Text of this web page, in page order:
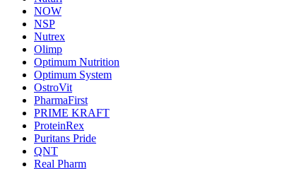
NOW
NSP
Nutrex
Olimp
Optimum Nutrition
Optimum System
OstroVit
PharmaFirst
PRIME KRAFT
ProteinRex
Puritans Pride
QNT
Real Pharm